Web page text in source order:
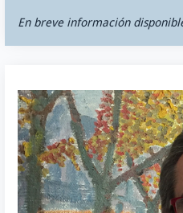
En breve información